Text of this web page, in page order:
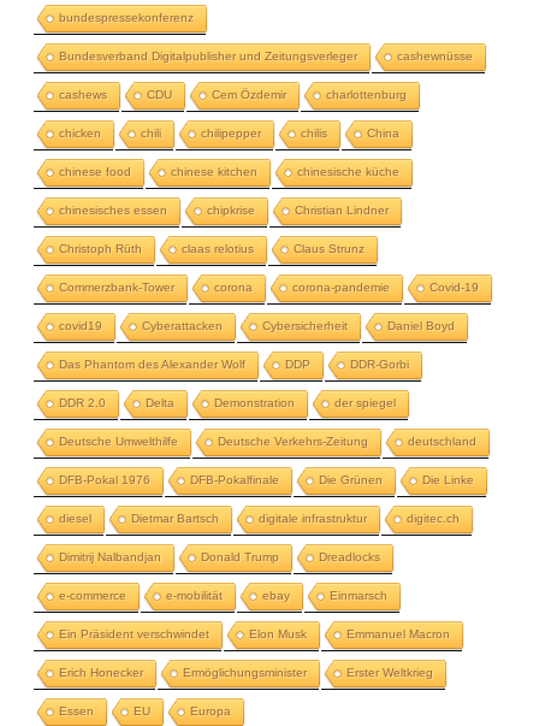
bundespressekonferenz
Bundesverband Digitalpublisher und Zeitungsverleger cashewnüsse
cashews CDU Cem Özdemir charlottenburg
chicken chili chilipepper chilis China
chinese food chinese kitchen chinesische küche
chinesisches essen chipkrise Christian Lindner
Christoph Rüth claas relotius Claus Strunz
Commerzbank-Tower corona corona-pandemie Covid-19
covid19 Cyberattacken Cybersicherheit Daniel Boyd
Das Phantom des Alexander Wolf DDP DDR-Gorbi
DDR 2.0 Delta Demonstration der spiegel
Deutsche Umwelthilfe Deutsche Verkehrs-Zeitung deutschland
DFB-Pokal 1976 DFB-Pokalfinale Die Grünen Die Linke
diesel Dietmar Bartsch digitale infrastruktur digitec.ch
Dimitrij Nalbandjan Donald Trump Dreadlocks
e-commerce e-mobilität ebay Einmarsch
Ein Präsident verschwindet Elon Musk Emmanuel Macron
Erich Honecker Ermöglichungsminister Erster Weltkrieg
Essen EU Europa